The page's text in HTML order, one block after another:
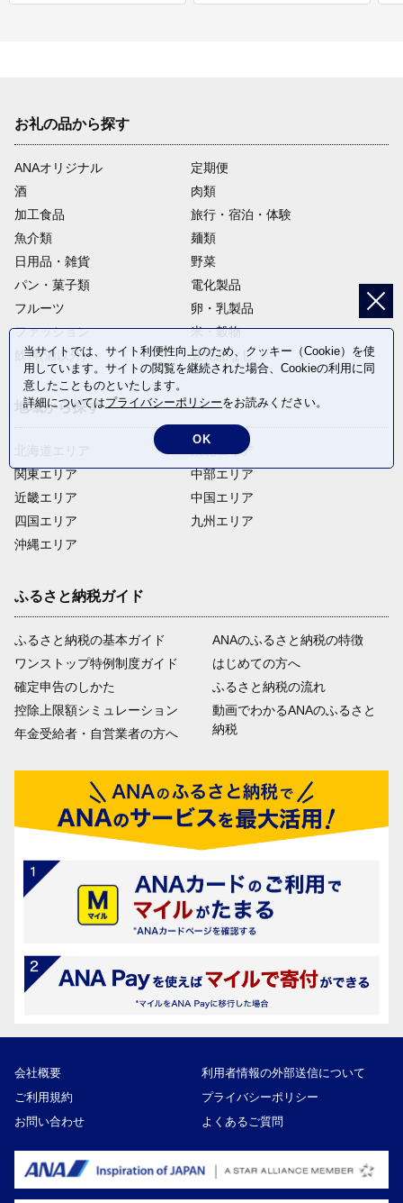
お礼の品から探す
ANAオリジナル
定期便
酒
肉類
加工食品
旅行・宿泊・体験
魚介類
麺類
日用品・雑貨
野菜
パン・菓子類
電化製品
フルーツ
卵・乳製品
ファッション
米・穀物
飲料(酒以外)
返礼品なし
地域から探す
関東エリア
近畿エリア
四国エリア
沖縄エリア
東北エリア
中部エリア
中国エリア
九州エリア
ふるさと納税ガイド
ふるさと納税の基本ガイド
ワンストップ特例制度ガイド
確定申告のしかた
控除上限額シミュレーション
年金受給者・自営業者の方へ
ANAのふるさと納税の特徴
はじめての方へ
ふるさと納税の流れ
動画でわかるANAのふるさと
納税
会社概要
利用者情報の外部送信について
ご利用規約
プライバシーポリシー
お問い合わせ
よくあるご質問
当サイトでは、サイト利便性向上のため、クッキー（Cookie）を使
用しています。サイトの閲覧を継続された場合、Cookieの利用に同
意したことものといたします。
詳細についてはプライバシーポリシーをお読みください。
OK